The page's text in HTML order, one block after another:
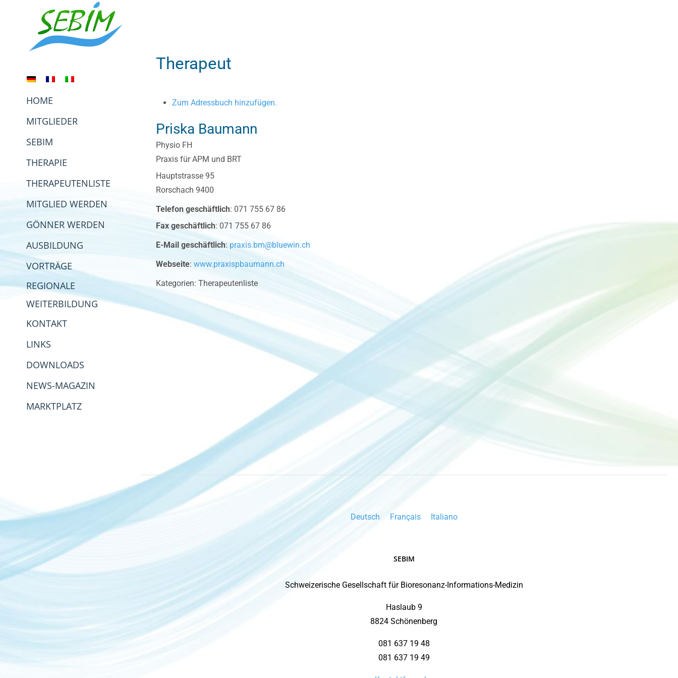
HOME
MITGLIEDER
SEBIM
THERAPIE
THERAPEUTENLISTE
MITGLIED WERDEN
GÖNNER WERDEN
AUSBILDUNG
VORTRÄGE
REGIONALE
WEITERBILDUNG
KONTAKT
LINKS
DOWNLOADS
NEWS-MAGAZIN
MARKTPLATZ
Therapeut
Zum Adressbuch hinzufügen.
Priska Baumann
Physio FH
Praxis für APM und BRT
Hauptstrasse 95
Rorschach 9400
Telefon geschäftlich: 071 755 67 86
Fax geschäftlich: 071 755 67 86
E-Mail geschäftlich: praxis.bm@bluewin.ch
Webseite: www.praxispbaumann.ch
Kategorien: Therapeutenliste
Deutsch Français Italiano
SEBIM
Schweizerische Gesellschaft für Bioresonanz-Informations-Medizin
Haslaub 9
8824 Schönenberg
081 637 19 48
081 637 19 49